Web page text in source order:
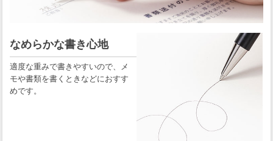
なめらかな書き心地
適度な重みで書きやすいので、メ
モや書類を書くときなどにおすす
めです。